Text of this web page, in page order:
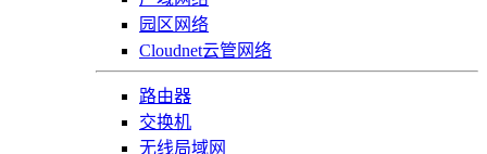
园区网络
Cloudnet云管网络
路由器
交换机
无线局域网